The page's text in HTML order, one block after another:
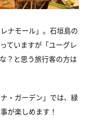
ナモール」。 石垣島の
ていますが 「ユーグレ
？ と思う旅行客の方は
・ガーデン」では、 緑
が楽しめます！